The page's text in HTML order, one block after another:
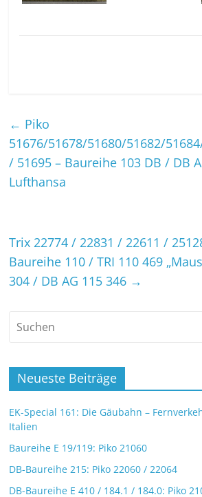
← Piko
51676/51678/51680/51682/
/ 51695 – Baureihe 103 DB / DB
Lufthansa
Trix 22774 / 22831 / 22611 /
Baureihe 110 / TRI 110 469
304 / DB AG 115 346 →
Neueste Beiträge
EK-Special 161: Die Gäubahn –
Italien
Baureihe E 19/119: Piko 21060
DB-Baureihe 215: Piko 22060 / 22064
DB-Baureihe E 410 / 184.1 / 184.0: Piko